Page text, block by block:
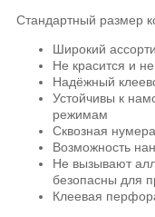
Стандартный размер
Широкий
Не красится и
Надёжный
Устойчивы к
режимам
Сквозная
Возможность
Не вызывают
безопасны для
Клеевая